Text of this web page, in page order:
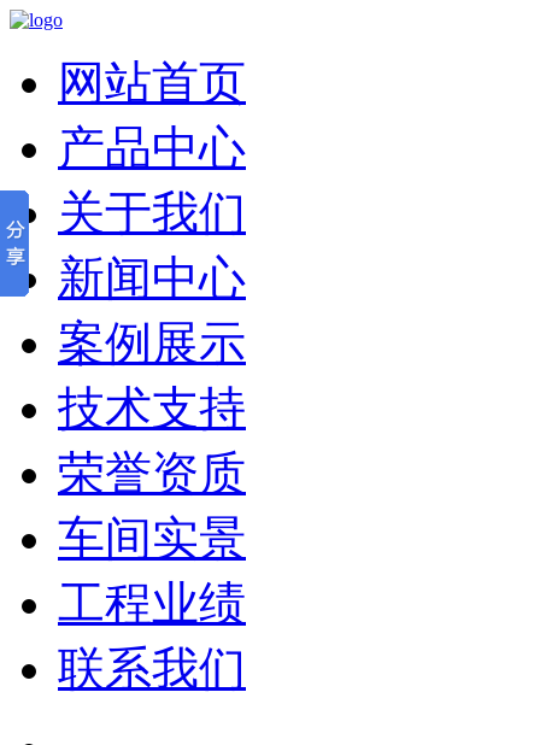
网站首页
产品中心
关于我们
新闻中心
案例展示
技术支持
荣誉资质
车间实景
工程业绩
联系我们